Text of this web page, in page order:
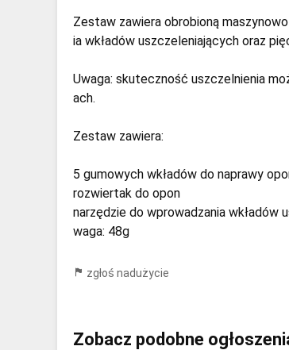
Zestaw zawiera obrobioną
ia wkładów uszczeleniających oraz
Uwaga: skuteczność uszczelnienia
ach.
Zestaw zawiera:
5 gumowych wkładów do naprawy
rozwiertak do opon
narzędzie do wprowadzania wkładów
waga: 48g
zgłoś nadużycie
Zobacz podobne